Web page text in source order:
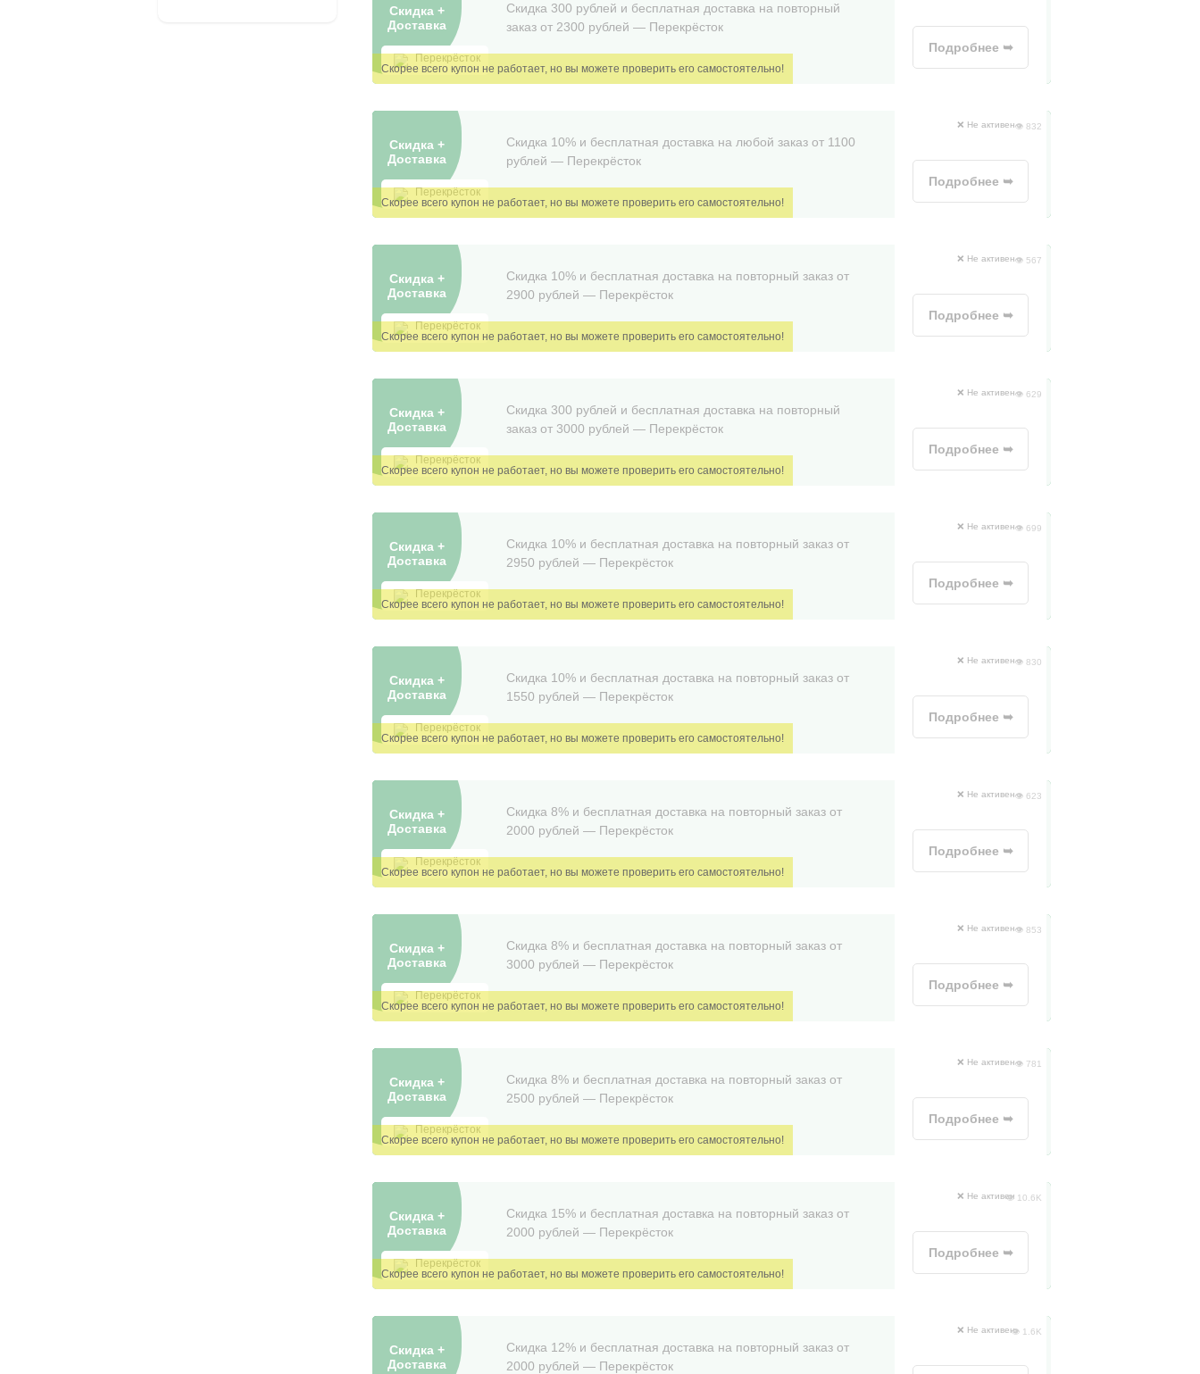
Скидка +
Доставка
Перекрёсток
Скидка 300 рублей и бесплатная доставка на повторный
заказ от 2300 рублей — Перекрёсток
Подробнее ➥
Скидка +
Доставка
Перекрёсток
Скидка 10% и бесплатная доставка на любой заказ от 1100
рублей — Перекрёсток
❌ Не активен👁 832
Подробнее ➥
Скидка +
Доставка
Перекрёсток
Скидка 10% и бесплатная доставка на повторный заказ от
2900 рублей — Перекрёсток
❌ Не активен👁 567
Подробнее ➥
Скидка +
Доставка
Перекрёсток
Скидка 300 рублей и бесплатная доставка на повторный
заказ от 3000 рублей — Перекрёсток
❌ Не активен👁 629
Подробнее ➥
Скидка +
Доставка
Перекрёсток
Скидка 10% и бесплатная доставка на повторный заказ от
2950 рублей — Перекрëсток
❌ Не активен👁 699
Подробнее ➥
Скидка +
Доставка
Перекрёсток
Скидка 10% и бесплатная доставка на повторный заказ от
1550 рублей — Перекрëсток
❌ Не активен👁 830
Подробнее ➥
Скидка +
Доставка
Перекрёсток
Скидка 8% и бесплатная доставка на повторный заказ от
2000 рублей — Перекрëсток
❌ Не активен👁 623
Подробнее ➥
Скидка +
Доставка
Перекрёсток
Скидка 8% и бесплатная доставка на повторный заказ от
3000 рублей — Перекрëсток
❌ Не активен👁 853
Подробнее ➥
Скидка +
Доставка
Перекрёсток
Скидка 8% и бесплатная доставка на повторный заказ от
2500 рублей — Перекрëсток
❌ Не активен👁 781
Подробнее ➥
Скидка +
Доставка
Перекрёсток
Скидка 15% и бесплатная доставка на повторный заказ от
2000 рублей — Перекрёсток
❌ Не активен👁 10.6K
Подробнее ➥
Скидка +
Доставка
Скидка 12% и бесплатная доставка на повторный заказ от
2000 рублей — Перекрëсток
❌ Не активен👁 1.6K